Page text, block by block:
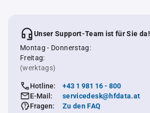
Unser Support-Team ist für Sie da!
Montag - Donnerstag:
Freitag:
(werktags)
Hotline:
+43 1 981 16 - 800
E-Mail:
servicedesk@hfdata.at
Fragen:
Zu den FAQ